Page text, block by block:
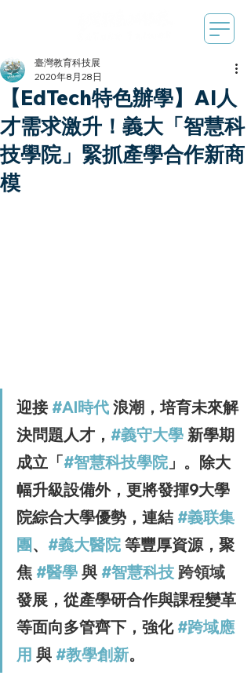
【EdTech特色辦學】AI人
才需求激升！義大「智慧科
技學院」緊抓產學合作新商
模
臺灣教育科技展
2020年8月28日
迎接 #AI時代 浪潮，培育未來解
決問題人才， #義守大學 新學期
成立「#智慧科技學院 」。除大
幅升級設備外，更將發揮9大學
院綜合大學優勢，連結 #義联集
團、 #義大醫院 等豐厚資源，聚
焦 #醫學 與 #智慧科技 跨領域
發展，從產學研合作與課程變革
等面向多管齊下，強化 #跨域應
用 與 #教學創新。